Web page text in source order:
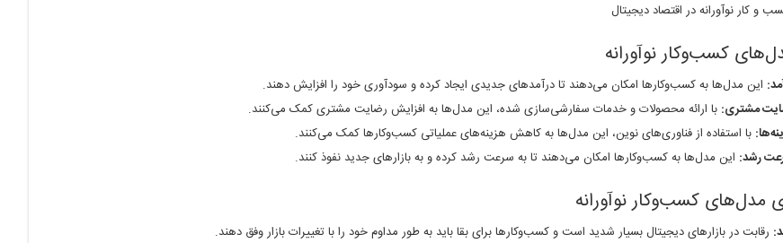
کسب‌وکار نوآورانه
این مدل‌ها به کسب‌وکارها امکان می‌دهند تا درآمدهای جدیدی ایجاد کرده و سودآوری خود را افزایش دهند.
مشتری: با ارائه محصولات و خدمات سفارشی‌سازی شده، این مدل‌ها به افزایش رضایت مشتری کمک می‌کنند.
با استفاده از فناوری‌های نوین، این مدل‌ها به کاهش هزینه‌های عملیاتی کسب‌وکارها کمک می‌کنند.
رشد: این مدل‌ها به کسب‌وکارها امکان می‌دهند تا به سرعت رشد کرده و به بازارهای جدید نفوذ کنند.
کسب‌وکار نوآورانه
رقابت در بازارهای دیجیتال بسیار شدید است و کسب‌وکارها برای بقا باید به طور مداوم خود را با تغییرات بازار وفق دهند.